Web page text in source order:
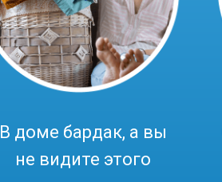
В доме бардак, а вы
не видите этого